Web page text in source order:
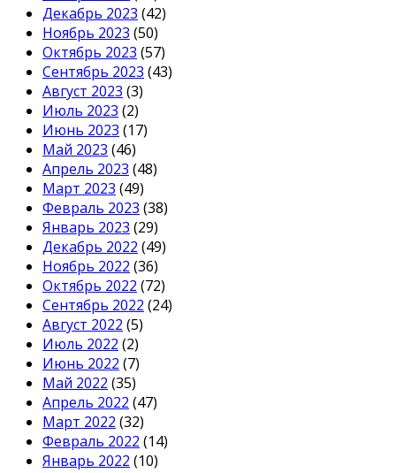
Декабрь 2023 (42)
Ноябрь 2023 (50)
Октябрь 2023 (57)
Сентябрь 2023 (43)
Август 2023 (3)
Июль 2023 (2)
Июнь 2023 (17)
Май 2023 (46)
Апрель 2023 (48)
Март 2023 (49)
Февраль 2023 (38)
Январь 2023 (29)
Декабрь 2022 (49)
Ноябрь 2022 (36)
Октябрь 2022 (72)
Сентябрь 2022 (24)
Август 2022 (5)
Июль 2022 (2)
Июнь 2022 (7)
Май 2022 (35)
Апрель 2022 (47)
Март 2022 (32)
Февраль 2022 (14)
Январь 2022 (10)